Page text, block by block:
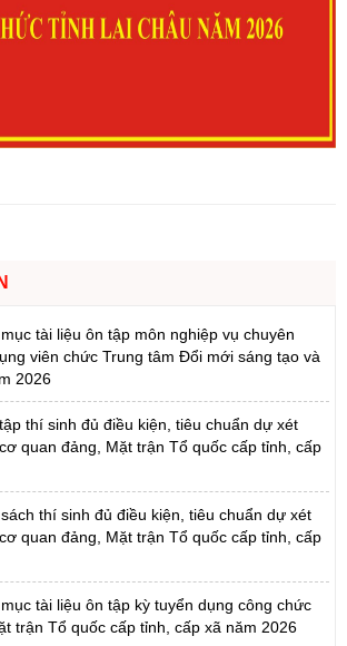
tài liệu ôn tập môn nghiệp vụ chuyên
viên chức Trung tâm Đổi mới sáng tạo và
2026
thí sinh đủ điều kiện, tiêu chuẩn dự xét
quan đảng, Mặt trận Tổ quốc cấp tỉnh, cấp
thí sinh đủ điều kiện, tiêu chuẩn dự xét
quan đảng, Mặt trận Tổ quốc cấp tỉnh, cấp
tài liệu ôn tập kỳ tuyển dụng công chức
trận Tổ quốc cấp tỉnh, cấp xã năm 2026